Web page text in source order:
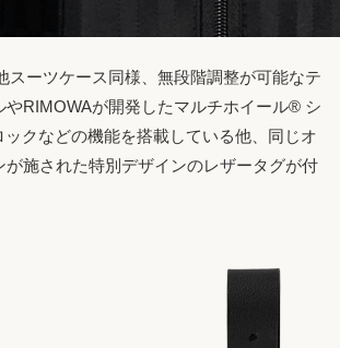
スーツケース同様、無段階調整が可能なテ
やRIMOWAが開発したマルチホイール® シ
ックなどの機能を搭載している他、同じオ
が施された特別デザインのレザータグが付